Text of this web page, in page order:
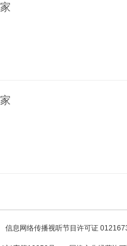
信息网络传播视听节目许可证